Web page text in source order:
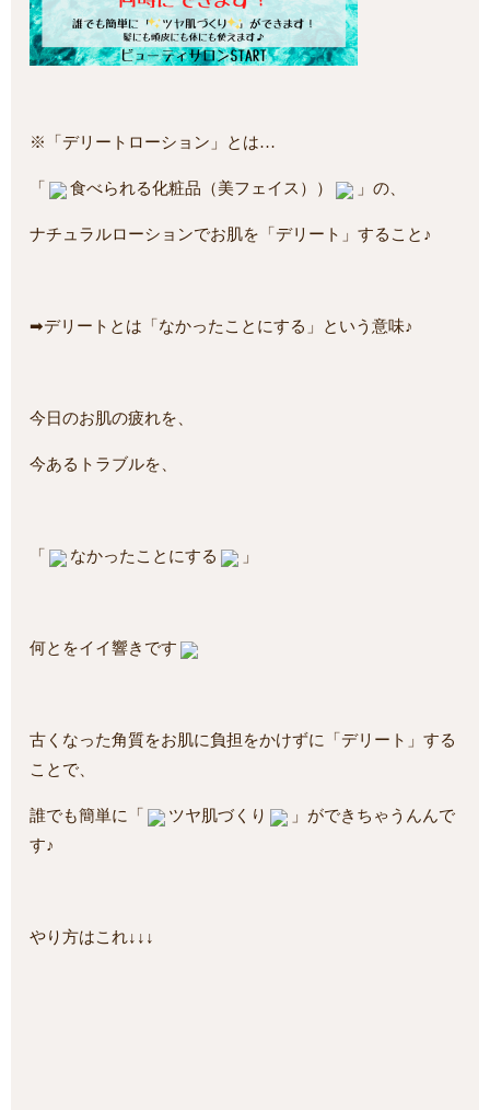
※「デリートローション」とは…
「 食べられる化粧品（美フェイス）） 」の、
ナチュラルローションでお肌を「デリート」すること♪
➡デリートとは「なかったことにする」という意味♪
今日のお肌の疲れを、
今あるトラブルを、
「 なかったことにする 」
何とをイイ響きです
古くなった角質をお肌に負担をかけずに「デリート」する
ことで、
誰でも簡単に「 ツヤ肌づくり
」ができちゃうんんで
す♪
やり方はこれ↓↓↓